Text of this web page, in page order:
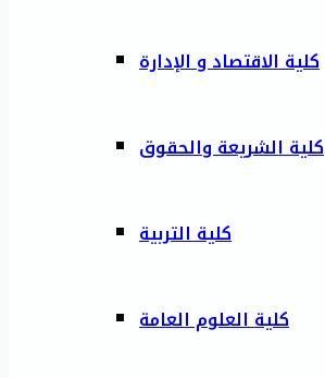
كلية الاقتصاد و الإدارة
كلية الشريعة والحقوق
كلية التربية
كلية العلوم العامة